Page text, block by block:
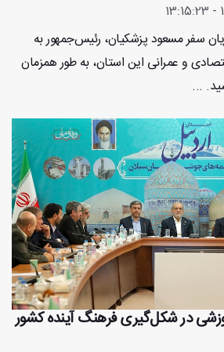
سفر مسعود پزشکیان، رئیس‌جمهور به
۷۲ طرح اقتصادی و عمرانی این استان، به طور همزمان
...
در شکل‌گیری فرهنگ آینده کشور